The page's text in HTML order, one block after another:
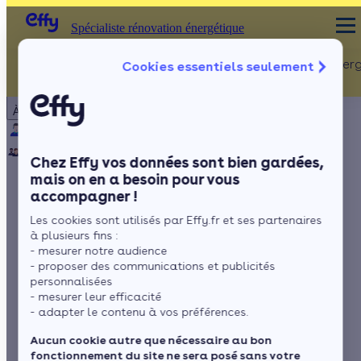
Cookies essentiels seulement
Chez Effy vos données sont bien gardées,
mais on en a besoin pour vous
accompagner !
Les cookies sont utilisés par Effy.fr et ses partenaires
à plusieurs fins :
- mesurer notre audience
- proposer des communications et publicités
personnalisées
- mesurer leur efficacité
- adapter le contenu à vos préférences.
Aucun cookie autre que nécessaire au bon
fonctionnement du site ne sera posé sans votre
À propos
Notre équipe
Rejoignez-nous Presse
Spécialiste rénovation énergétique Rénovation
Murs
Sols
Spécialiste rénovation énergétique
Tout savoir sur
l’organisme
Qualit’EnR
Romane Saget 5 min de lecture